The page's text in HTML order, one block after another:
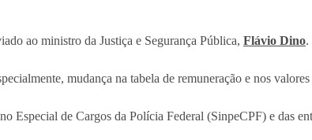
ao ministro da Justiça e Segurança Pública, Flávio Dino.
mudança na tabela de remuneração e nos
de Cargos da Polícia Federal (SinpeCPF) e das